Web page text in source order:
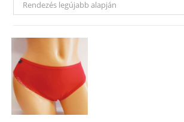
Rendezés legújabb alapján